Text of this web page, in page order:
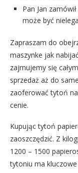
Pan Jan
może być
Zapraszam do
maszynke jak
zajmujemy się
sprzedaż aż do
zaoferować tytoń
cenie.
Kupując tytoń
zaoszczędzić. Z
1200 – 1500
tytoniu ma